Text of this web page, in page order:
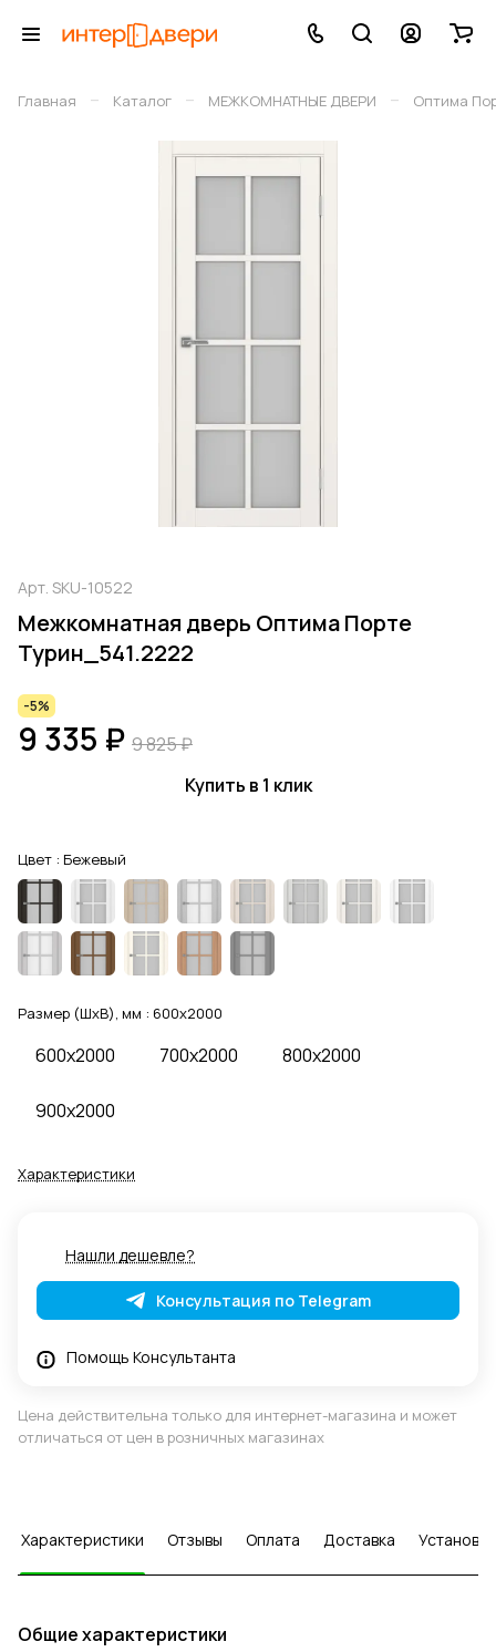
Главная – Каталог – МЕЖКОМНАТНЫЕ ДВЕРИ – Оптима
Арт. SKU-10522
Межкомнатная дверь Оптима Порте
Турин_541.2222
-5%
9 335 ₽ 9 825 ₽
Купить в 1 клик
Цвет : Бежевый
Размер (ШхВ), мм : 600x2000
600x2000 700x2000 800x2000
900x2000
Характеристики
Нашли дешевле?
Консультация по Telegram
Помощь Консультанта
Цена действительна только для интернет-магазина и может
отличаться от цен в розничных магазинах
Характеристики Отзывы Оплата Доставка Установка
Общие характеристики